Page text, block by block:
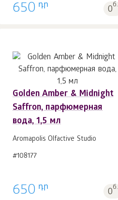
650 դր 0б.
Golden Amber & Midnight
Saffron, парфюмерная
вода, 1,5 мл
Aromapolis Olfactive Studio
#108177
650 դր 0б.
В корзину 1шт.